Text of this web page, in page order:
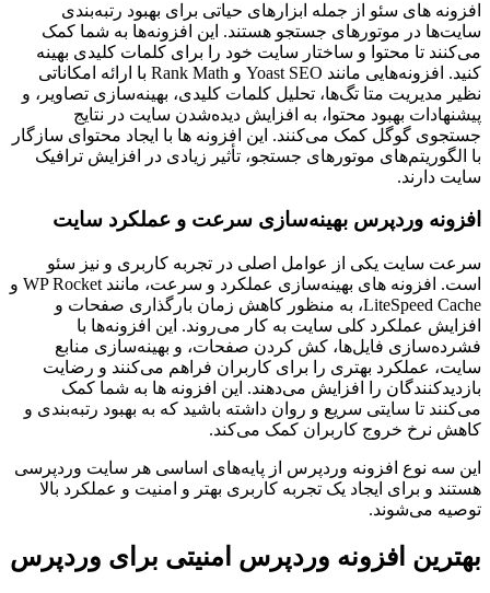
افزونه ‌های سئو از جمله ابزارهای حیاتی برای بهبود رتبه‌بندی
سایت‌ها در موتورهای جستجو هستند. این افزونه‌ها به شما کمک
می‌کنند تا محتوا و ساختار سایت خود را برای کلمات کلیدی بهینه
کنید. افزونه‌هایی مانند Yoast SEO و Rank Math با ارائه امکاناتی
نظیر مدیریت متا تگ‌ها، تحلیل کلمات کلیدی، بهینه‌سازی تصاویر، و
پیشنهادات بهبود محتوا، به افزایش دیده‌شدن سایت در نتایج
جستجوی گوگل کمک می‌کنند. این افزونه ‌ها با ایجاد محتوای سازگار
با الگوریتم‌های موتورهای جستجو، تأثیر زیادی در افزایش ترافیک
سایت دارند.
افزونه وردپرس بهینه‌سازی سرعت و عملکرد سایت
سرعت سایت یکی از عوامل اصلی در تجربه کاربری و نیز سئو
است. افزونه ‌های بهینه‌سازی عملکرد و سرعت، مانند WP Rocket و
LiteSpeed Cache، به منظور کاهش زمان بارگذاری صفحات و
افزایش عملکرد کلی سایت به کار می‌روند. این افزونه‌ها با
فشرده‌سازی فایل‌ها، کش کردن صفحات، و بهینه‌سازی منابع
سایت، عملکرد بهتری را برای کاربران فراهم می‌کنند و رضایت
بازدیدکنندگان را افزایش می‌دهند. این افزونه ‌ها به شما کمک
می‌کنند تا سایتی سریع و روان داشته باشید که به بهبود رتبه‌بندی و
کاهش نرخ خروج کاربران کمک می‌کند.
این سه نوع افزونه وردپرس از پایه‌های اساسی هر سایت وردپرسی
هستند و برای ایجاد یک تجربه کاربری بهتر و امنیت و عملکرد بالا
توصیه می‌شوند.
بهترین افزونه وردپرس امنیتی برای وردپرس